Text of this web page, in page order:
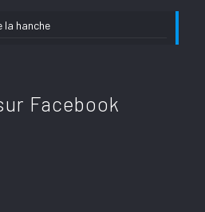
la hanche
Facebook